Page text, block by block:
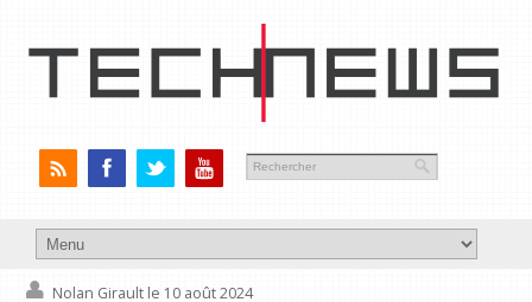
Nolan Girault le 10 août 2024